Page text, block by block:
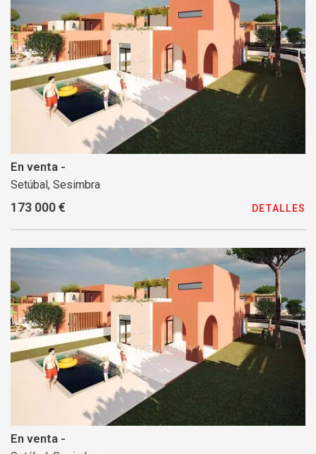
En venta -
Setúbal, Sesimbra
173 000 € DETALLES
En venta -